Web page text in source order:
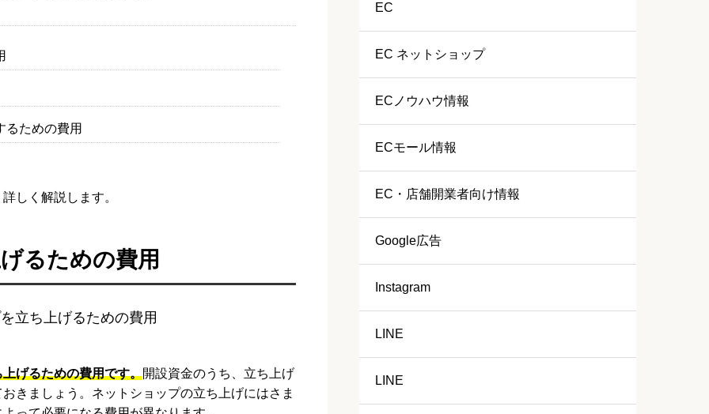
るための費用
しく解説します。
るための費用
げるための費用です。開設資金のうち、立ち上げ
きましょう。ネットショップの立ち上げにはさま
EC
EC ネットショップ
ECノウハウ情報
ECモール情報
EC・店舗開業者向け情報
Google広告
Instagram
LINE
LINE